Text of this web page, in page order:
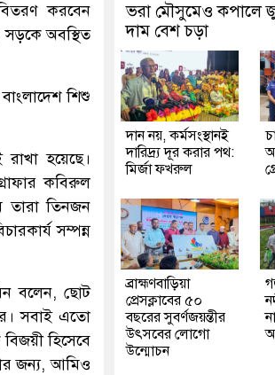
করবেন
সড়কে অবস্থিত
শিশু
রাখা হয়েছে।
কবিরুল
তারা তিনজন
সম্পন্ন
বলেন, ছোট
সবাই এতো
হিসেবে
জন্য, আমিও
ভরা মৌসুমেও কপালে
দাম বেশ চড়া
দান নয়, কর্মসংস্থানই
দারিদ্র্য দূর করার পথ:
মির্জা ফখরুল
ব্রাহ্মণবাড়িয়া
প্রেসক্লাবের ৫০
বছরের সুবর্ণজয়ন্তীর
উৎসবের লোগো
উন্মোচন